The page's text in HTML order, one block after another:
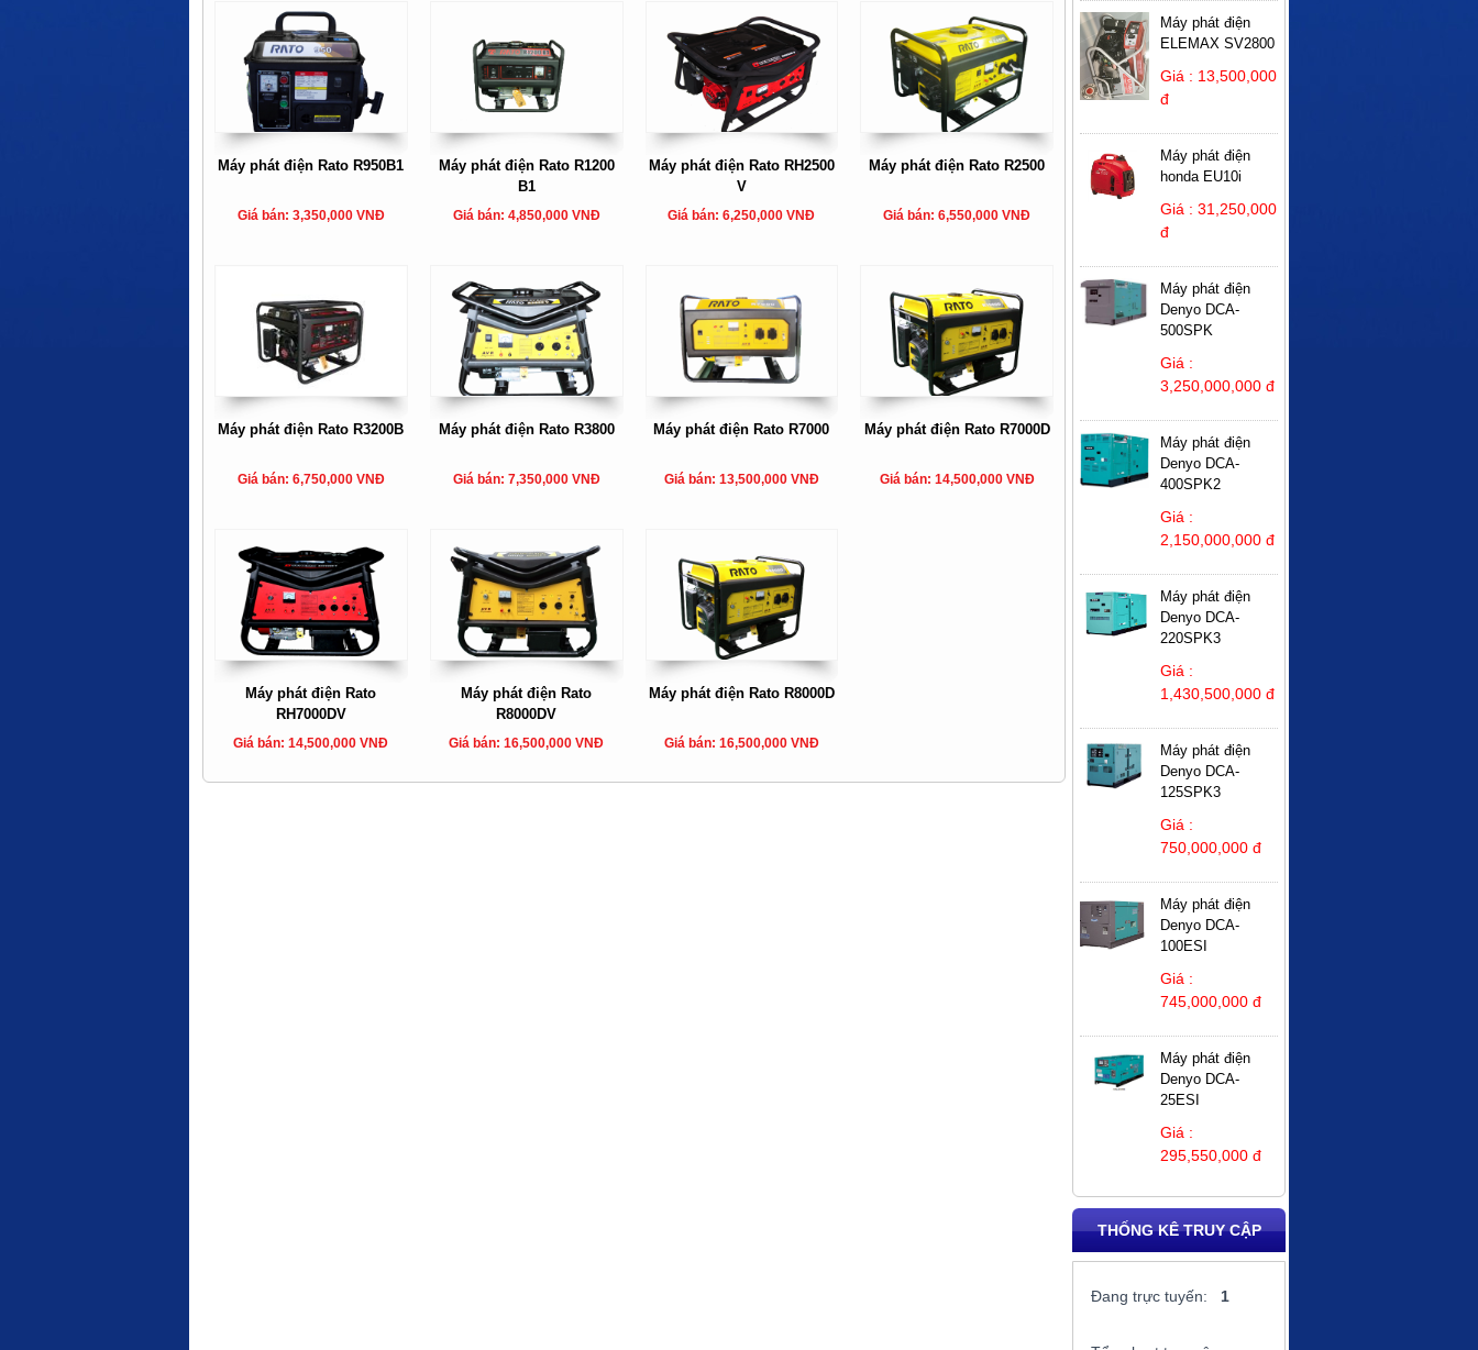
Máy phát điện Rato R950B1
Giá bán: 3,350,000 VNĐ
Máy phát điện Rato R1200
B1
Giá bán: 4,850,000 VNĐ
Máy phát điện Rato RH2500
V
Giá bán: 6,250,000 VNĐ
Máy phát điện Rato R2500
Giá bán: 6,550,000 VNĐ
Máy phát điện Rato R3200B
Giá bán: 6,750,000 VNĐ
Máy phát điện Rato R3800
Giá bán: 7,350,000 VNĐ
Máy phát điện Rato R7000
Giá bán: 13,500,000 VNĐ
Máy phát điện Rato R7000D
Giá bán: 14,500,000 VNĐ
Máy phát điện Rato
RH7000DV
Giá bán: 14,500,000 VNĐ
Máy phát điện Rato
R8000DV
Giá bán: 16,500,000 VNĐ
Máy phát điện Rato R8000D
Giá bán: 16,500,000 VNĐ
Máy phát điện
ELEMAX SV2800
Giá : 13,500,000
đ
Máy phát điện
honda EU10i
Giá : 31,250,000
đ
Máy phát điện
Denyo DCA-
500SPK
Giá :
3,250,000,000 đ
Máy phát điện
Denyo DCA-
400SPK2
Giá :
2,150,000,000 đ
Máy phát điện
Denyo DCA-
220SPK3
Giá :
1,430,500,000 đ
Máy phát điện
Denyo DCA-
125SPK3
Giá :
750,000,000 đ
Máy phát điện
Denyo DCA-
100ESI
Giá :
745,000,000 đ
Máy phát điện
Denyo DCA-
25ESI
Giá :
295,550,000 đ
THỐNG KÊ TRUY CẬP
Đang trực tuyến: 1